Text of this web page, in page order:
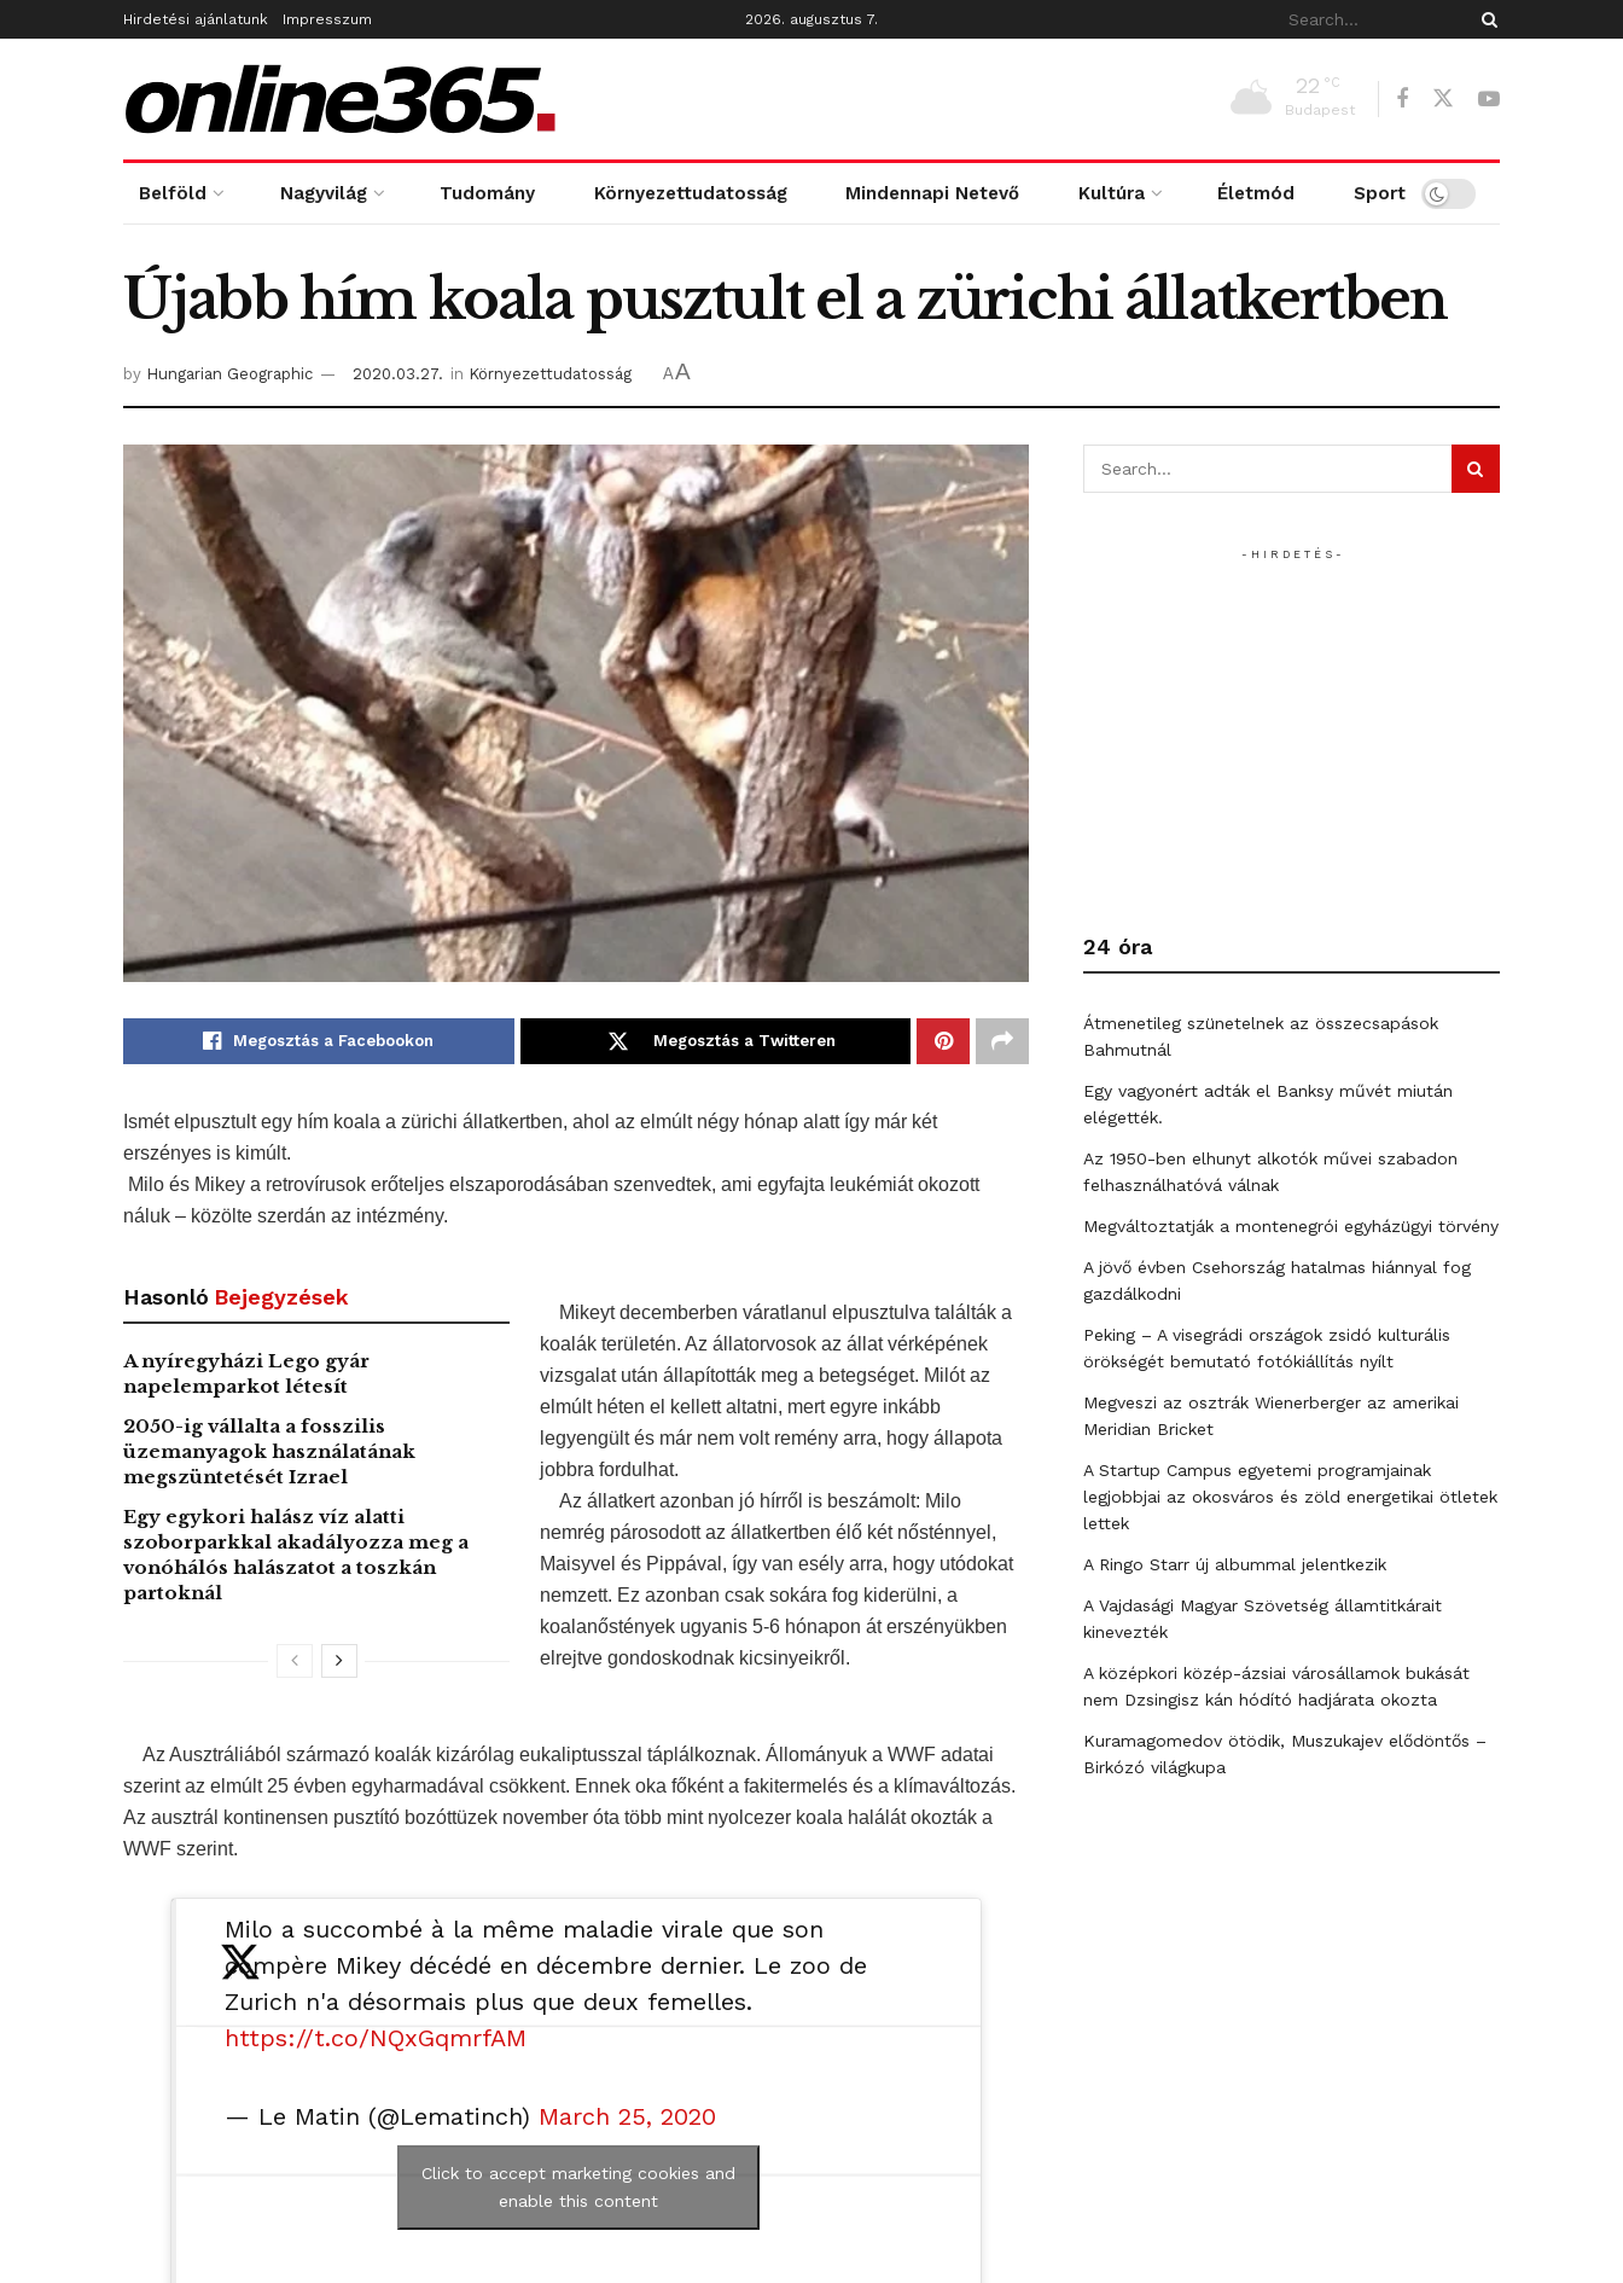
Hirdetési ajánlatunk Impresszum 2026. augusztus 7.
22 °C
Budapest
Belföld Nagyvilág Tudomány Környezettudatosság Mindennapi Netevő Kultúra Életmód Sport
Újabb hím koala pusztult el a zürichi állatkertben
by Hungarian Geographic 2020.03.27. in Környezettudatosság AA
Megosztás a Facebookon Megosztás a Twitteren
Ismét elpusztult egy hím koala a zürichi állatkertben, ahol az elmúlt négy hónap alatt így már két
erszényes is kimúlt.
Milo és Mikey a retrovírusok erőteljes elszaporodásában szenvedtek, ami egyfajta leukémiát okozott
náluk – közölte szerdán az intézmény.
Hasonló Bejegyzések
A nyíregyházi Lego gyár
napelemparkot létesít
2050-ig vállalta a fosszilis
üzemanyagok használatának
megszüntetését Izrael
Egy egykori halász víz alatti
szoborparkkal akadályozza meg a
vonóhálós halászatot a toszkán
partoknál
Mikeyt decemberben váratlanul elpusztulva találták a
koalák területén. Az állatorvosok az állat vérképének
vizsgalat után állapították meg a betegséget. Milót az
elmúlt héten el kellett altatni, mert egyre inkább
legyengült és már nem volt remény arra, hogy állapota
jobbra fordulhat.
Az állatkert azonban jó hírről is beszámolt: Milo
nemrég párosodott az állatkertben élő két nősténnyel,
Maisyvel és Pippával, így van esély arra, hogy utódokat
nemzett. Ez azonban csak sokára fog kiderülni, a
koalanőstények ugyanis 5-6 hónapon át erszényükben
elrejtve gondoskodnak kicsinyeikről.
Az Ausztráliából származó koalák kizárólag eukaliptusszal táplálkoznak. Állományuk a WWF adatai
szerint az elmúlt 25 évben egyharmadával csökkent. Ennek oka főként a fakitermelés és a klímaváltozás.
Az ausztrál kontinensen pusztító bozóttüzek november óta több mint nyolcezer koala halálát okozták a
WWF szerint.
Milo a succombé à la même maladie virale que son
compère Mikey décédé en décembre dernier. Le zoo de
Zurich n'a désormais plus que deux femelles.
https://t.co/NQxGqmrfAM
— Le Matin (@Lematinch) March 25, 2020
Click to accept marketing cookies and
enable this content
- H I R D E T É S -
24 óra
Átmenetileg szünetelnek az összecsapások
Bahmutnál
Egy vagyonért adták el Banksy művét miután
elégették.
Az 1950-ben elhunyt alkotók művei szabadon
felhasználhatóvá válnak
Megváltoztatják a montenegrói egyházügyi törvény
A jövő évben Csehország hatalmas hiánnyal fog
gazdálkodni
Peking – A visegrádi országok zsidó kulturális
örökségét bemutató fotókiállítás nyílt
Megveszi az osztrák Wienerberger az amerikai
Meridian Bricket
A Startup Campus egyetemi programjainak
legjobbjai az okosváros és zöld energetikai ötletek
lettek
A Ringo Starr új albummal jelentkezik
A Vajdasági Magyar Szövetség államtitkárait
kinevezték
A középkori közép-ázsiai városállamok bukását
nem Dzsingisz kán hódító hadjárata okozta
Kuramagomedov ötödik, Muszukajev elődöntős –
Birkózó világkupa